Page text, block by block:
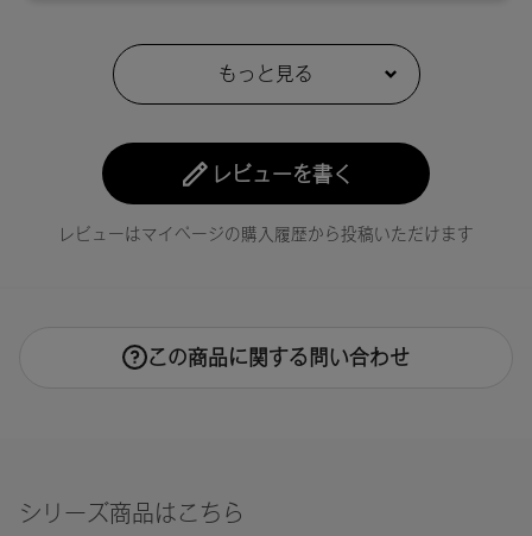
レビューを書く
レビューはマイページの購入履歴から投稿いただけます
この商品に関する問い合わせ
シリーズ商品はこちら